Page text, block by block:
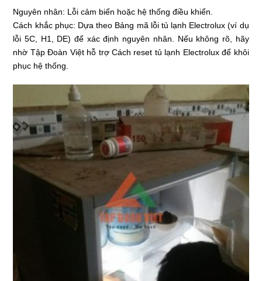
Nguyên nhân: Lỗi cảm biến hoặc hệ thống điều khiển.
Cách khắc phục: Dựa theo Bảng mã lỗi tủ lạnh Electrolux (ví dụ
lỗi 5C, H1, DE) để xác định nguyên nhân. Nếu không rõ, hãy
nhờ Tập Đoàn Việt hỗ trợ Cách reset tủ lạnh Electrolux để khôi
phục hệ thống.